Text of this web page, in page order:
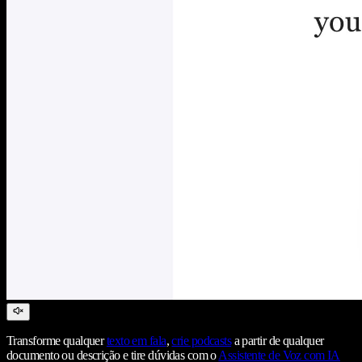
Transforme qualquertexto em fala,crie podcastsa partir de qualquer
documento ou descrição e tire dúvidas com oAssistente de Voz com IA